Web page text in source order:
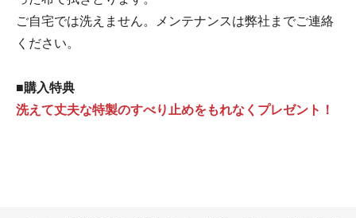
ご自宅では洗えません。メンテナンスは弊社までご連絡
ください。
■購入特典
洗えて丈夫な特製のすべり止めをもれなくプレゼント！